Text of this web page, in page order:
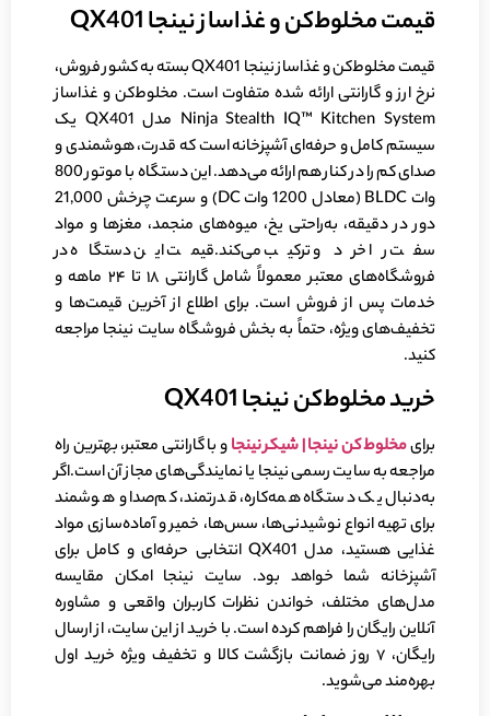
قیمت مخلوط‌کن و غذاساز نینجا QX401
قیمت مخلوط‌کن و غذاساز نینجا QX401 بسته به کشور فروش،
نرخ ارز و گارانتی ارائه شده متفاوت است. مخلوط‌کن و غذاساز
Ninja Stealth IQ™ Kitchen System مدل QX401 یک
سیستم کامل و حرفه‌ای آشپزخانه است که قدرت، هوشمندی و
صدای کم را در کنار هم ارائه می‌دهد. این دستگاه با موتور 800
وات BLDC (معادل 1200 وات DC) و سرعت چرخش 21,000
دور در دقیقه، به‌راحتی یخ، میوه‌های منجمد، مغزها و مواد
سفت را خرد و ترکیب می‌کند.قیمت این دستگاه در
فروشگاه‌های معتبر معمولاً شامل گارانتی ۱۸ تا ۲۴ ماهه و
خدمات پس از فروش است. برای اطلاع از آخرین قیمت‌ها و
تخفیف‌های ویژه، حتماً به بخش فروشگاه سایت نینجا مراجعه
کنید.
خرید مخلوط‌کن نینجا QX401
برایمخلوط کن نینجا | شیکر نینجاو با گارانتی معتبر، بهترین راه
مراجعه به سایت رسمی نینجا یا نمایندگی‌های مجاز آن است.اگر
به‌دنبال یک دستگاه همه‌کاره، قدرتمند، کم‌صدا و هوشمند
برای تهیه انواع نوشیدنی‌ها، سس‌ها، خمیر و آماده‌سازی مواد
غذایی هستید، مدل QX401 انتخابی حرفه‌ای و کامل برای
آشپزخانه شما خواهد بود. سایت نینجا امکان مقایسه
مدل‌های مختلف، خواندن نظرات کاربران واقعی و مشاوره
آنلاین رایگان را فراهم کرده است. با خرید از این سایت، از ارسال
رایگان، ۷ روز ضمانت بازگشت کالا و تخفیف ویژه خرید اول
بهره‌مند می‌شوید.